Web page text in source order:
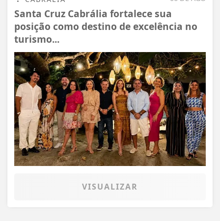
Santa Cruz Cabrália fortalece sua
posição como destino de excelência no
turismo...
VISUALIZAR